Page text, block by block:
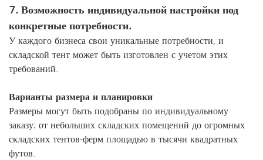
7. Возможность индивидуальной настройки под
конкретные потребности.
У каждого бизнеса свои уникальные потребности, и
складской тент может быть изготовлен с учетом этих
требований.
Варианты размера и планировки
Размеры могут быть подобраны по индивидуальному
заказу: от небольших складских помещений до огромных
складских тентов-ферм площадью в тысячи квадратных
футов.